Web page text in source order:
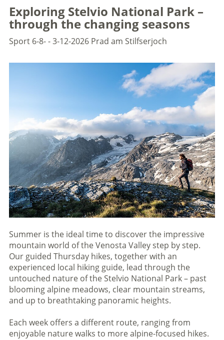
Exploring Stelvio National Park –
through the changing seasons
Sport 6-8- - 3-12-2026 Prad am Stilfserjoch
Summer is the ideal time to discover the impressive
mountain world of the Venosta Valley step by step.
Our guided Thursday hikes, together with an
experienced local hiking guide, lead through the
untouched nature of the Stelvio National Park – past
blooming alpine meadows, clear mountain streams,
and up to breathtaking panoramic heights.
Each week offers a different route, ranging from
enjoyable nature walks to more alpine-focused hikes.